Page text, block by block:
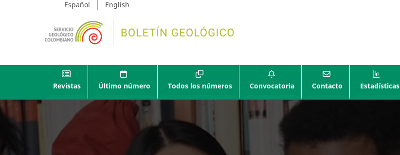
Español English
Revistas Último número Todos los números Convocatoria Contacto Estadísticas